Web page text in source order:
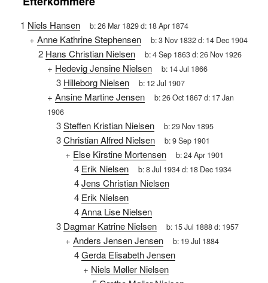
1 Niels Hansen b:26 Mar 1829d: 18 Apr 1874
+ Anne Kathrine Stephensen b:3 Nov 1832d: 14 Dec 1904
2 Hans Christian Nielsen b:4 Sep 1863d:26 Nov 1926
+ Hedevig Jensine Nielsen b: 14 Jul 1866
3 Hilleborg Nielsen b: 12 Jul 1907
+ Ansine Martine Jensen b:26 Oct 1867d: 17 Jan
1906
3Steffen Kristian Nielsen b:29 Nov 1895
3Christian Alfred Nielsen b:9 Sep 1901
+ Else Kirstine Mortensen b:24 Apr 1901
4 Erik Nielsen b:8 Jul 1934d: 18 Dec 1934
4Jens Christian Nielsen
4 Erik Nielsen
4Anna Lise Nielsen
3 Dagmar Katrine Nielsen b: 15 Jul 1888d: 1957
+ Anders Jensen Jensen b: 19 Jul 1884
4Gerda Elisabeth Jensen
+ Niels Møller Nielsen